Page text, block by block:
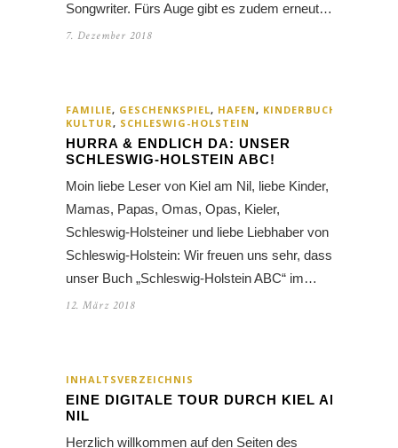
Songwriter. Fürs Auge gibt es zudem erneut…
7. Dezember 2018
FAMILIE, GESCHENKSPIEL, HAFEN, KINDERBUCH
KULTUR, SCHLESWIG-HOLSTEIN
HURRA & ENDLICH DA: UNSER
SCHLESWIG-HOLSTEIN ABC!
Moin liebe Leser von Kiel am Nil, liebe Kinder,
Mamas, Papas, Omas, Opas, Kieler,
Schleswig-Holsteiner und liebe Liebhaber von
Schleswig-Holstein: Wir freuen uns sehr, dass
unser Buch „Schleswig-Holstein ABC“ im…
12. März 2018
INHALTSVERZEICHNIS
EINE DIGITALE TOUR DURCH KIEL AM
NIL
Herzlich willkommen auf den Seiten des